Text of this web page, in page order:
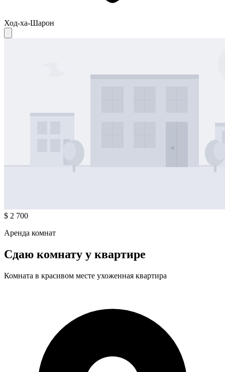
Ход-ха-Шарон
$ 2 700
Аренда комнат
Сдаю комнату у квартире
Комната в красивом месте ухоженная квартира